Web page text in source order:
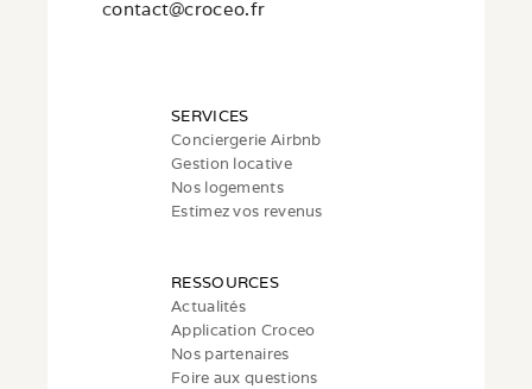
contact@croceo.fr
SERVICES
Conciergerie Airbnb
Gestion locative
Nos logements
Estimez vos revenus
RESSOURCES
Actualités
Application Croceo
Nos partenaires
Foire aux questions